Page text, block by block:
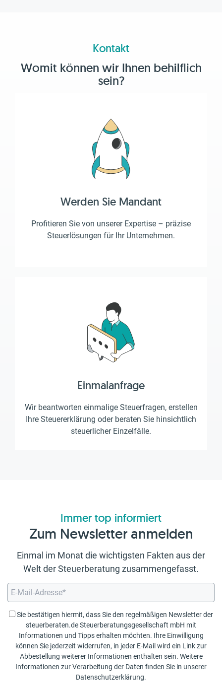
Kontakt
Womit können wir Ihnen behilflich
sein?
Werden Sie Mandant
Profitieren Sie von unserer Expertise – präzise
Steuerlösungen für Ihr Unternehmen.
Einmalanfrage
Wir beantworten einmalige Steuerfragen, erstellen
Ihre Steuererklärung oder beraten Sie hinsichtlich
steuerlicher Einzelfälle.
Immer top informiert
Zum Newsletter anmelden
Einmal im Monat die wichtigsten Fakten aus der
Welt der Steuerberatung zusammengefasst.
Sie bestätigen hiermit, dass Sie den regelmäßigen Newsletter der
steuerberaten.de Steuerberatungsgesellschaft mbH mit
Informationen und Tipps erhalten möchten. Ihre Einwilligung
können Sie jederzeit widerrufen, in jeder E-Mail wird ein Link zur
Abbestellung weiterer Informationen enthalten sein. Weitere
Informationen zur Verarbeitung der Daten finden Sie in unserer
Datenschutzerklärung.